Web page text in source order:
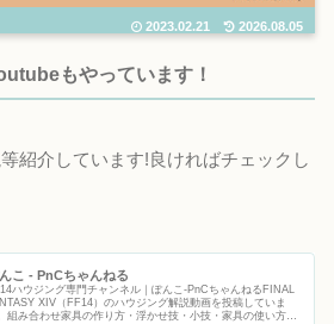
2023.02.21 2026.08.05
もやっています！
紹介しています!良ければチェックし
こ - PnCちゃんねる
ハウジング専門チャンネル｜ぽんこ‐PnCちゃんねるFINAL
XIV（FF14）のハウジング解説動画を投稿していま
組み合わせ家具の作り方・浮かせ技・小技・家具の使い方な